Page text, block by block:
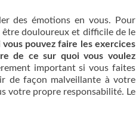
des émotions en vous. Pour
douloureux et difficile de le
pouvez faire les exercices
de ce sur quoi vous voulez
important si vous faites
de façon malveillante à votre
votre propre responsabilité. Le